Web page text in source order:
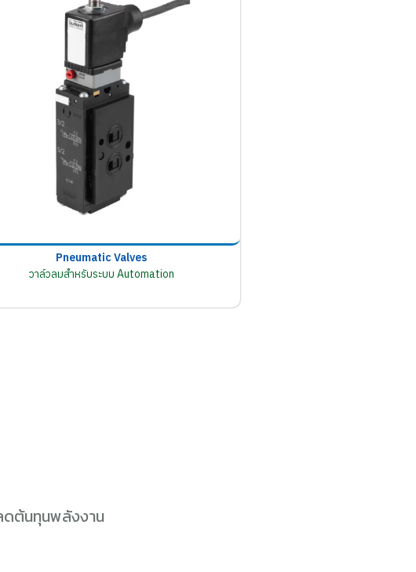
Pneumatic Valves
วาล์วลมสำหรับระบบ Automation
ดต้นทุนพลังงาน